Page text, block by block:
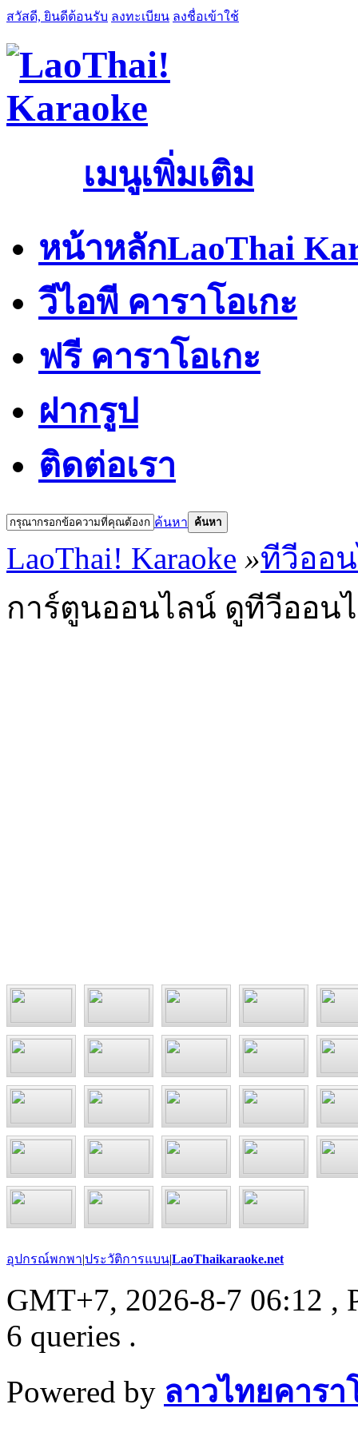
สวัสดี, ยินดีต้อนรับ ลงทะเบียน ลงชื่อเข้าใช้
เมนูเพิ่มเติม
หน้าหลักLaoThai
วีไอพี คาราโอเกะ
ฟรี คาราโอเกะ
ฝากรูป
ติดต่อเรา
ค้นหา ค้นหา
LaoThai! Karaoke »ทีวีออ
การ์ตูนออนไลน์ ดูทีวีออน
อุปกรณ์พกพา|ประวัติการแบน|LaoThaikaraoke.net
GMT+7, 2026-8-7 06:12 ,
6 queries .
Powered by ลาวไทยคารา